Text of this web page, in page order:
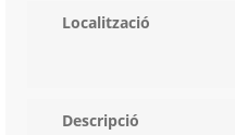
Localització
Descripció